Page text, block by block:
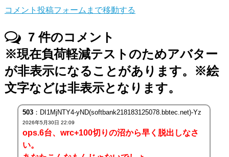
コメント投稿フォームまで移動する
7件のコメント
※現在負荷軽減テストのためアバター
が非表示になることがあります。※絵
文字などは非表示となります。
503：DI1MjNTY4-yND(softbank218183125078.bbtec.net)-Yz
2026年5月30日 22:09
ops.6台、wrc+100切りの沼から早く脱出しなさ
い。